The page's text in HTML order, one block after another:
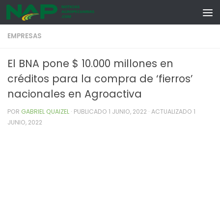
Skip to content
EMPRESAS
El BNA pone $ 10.000 millones en
créditos para la compra de ‘fierros’
nacionales en Agroactiva
POR GABRIEL QUAIZEL · PUBLICADO 1 JUNIO, 2022 · ACTUALIZADO 1
JUNIO, 2022